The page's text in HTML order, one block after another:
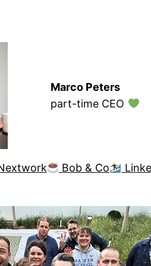
Marco Peters
part-time CEO
Bob & Co